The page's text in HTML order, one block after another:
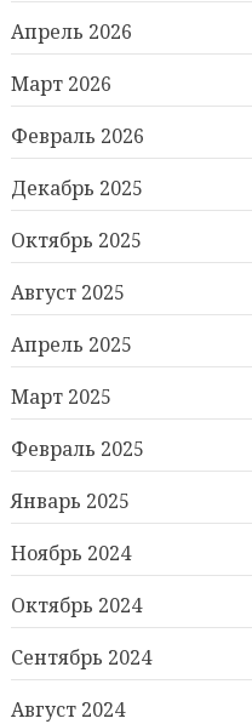
Апрель 2026
Март 2026
Февраль 2026
Декабрь 2025
Октябрь 2025
Август 2025
Апрель 2025
Март 2025
Февраль 2025
Январь 2025
Ноябрь 2024
Октябрь 2024
Сентябрь 2024
Август 2024